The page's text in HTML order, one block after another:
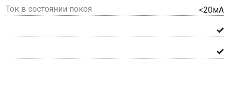
Ток в состоянии покоя <20мА